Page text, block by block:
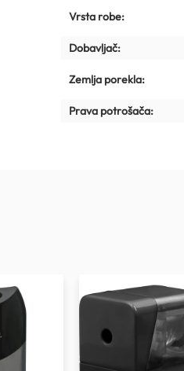
Vrsta robe:
Dobavljač:
Zemlja porekla:
Prava potrošača: